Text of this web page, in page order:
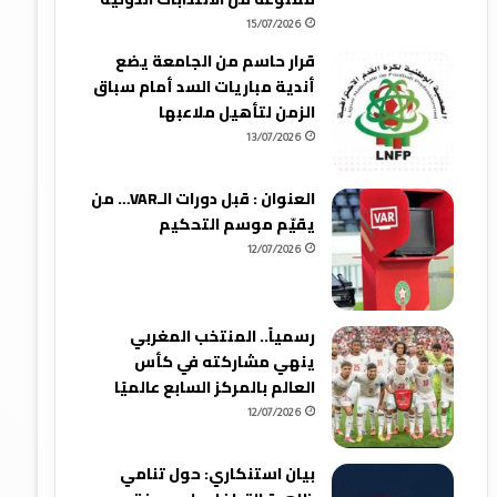
15/07/2026
قرار حاسم من الجامعة يضع
أندية مباريات السد أمام سباق
الزمن لتأهيل ملاعبها
13/07/2026
العنوان : قبل دورات الـVAR… من
يقيّم موسم التحكيم
12/07/2026
رسمياً.. المنتخب المغربي
ينهي مشاركته في كأس
العالم بالمركز السابع عالميًا
12/07/2026
بيان استنكاري: حول تنامي